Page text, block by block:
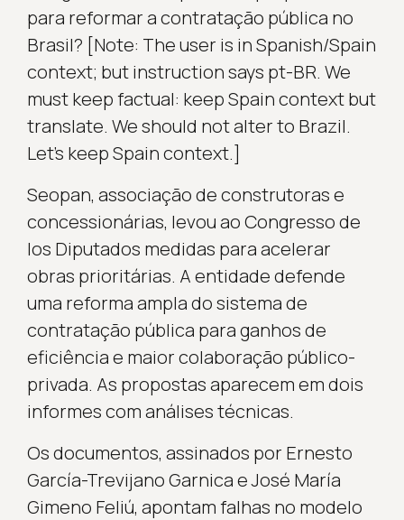
para reformar a contratação pública no
Brasil? [Note: The user is in Spanish/Spain
context; but instruction says pt-BR. We
must keep factual: keep Spain context but
translate. We should not alter to Brazil.
Let’s keep Spain context.]
Seopan, associação de construtoras e
concessionárias, levou ao Congresso de
los Diputados medidas para acelerar
obras prioritárias. A entidade defende
uma reforma ampla do sistema de
contratação pública para ganhos de
eficiência e maior colaboração público-
privada. As propostas aparecem em dois
informes com análises técnicas.
Os documentos, assinados por Ernesto
García-Trevijano Garnica e José María
Gimeno Feliú, apontam falhas no modelo